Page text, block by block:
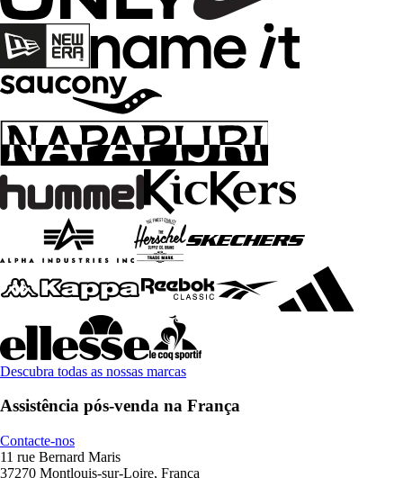
Descubra todas as nossas marcas
Assistência pós-venda na França
Contacte-nos
11 rue Bernard Maris
37270 Montlouis-sur-Loire, França